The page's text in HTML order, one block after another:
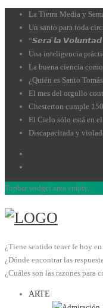
La Tierra Media y
Un santo para toda
“𝙎𝙚𝙧𝙖́ 𝙡𝙖
Una inteligencia
La buena ciencia
¿Quién es Santo
El mes del orgullo
Chesterton cumple
El Cielo sólo está en
Discapacitada y
Topbar widget area empty.
¿Tiene sentido tener fe hoy en
¿Dónde encontrar las
¿Cuáles son las razones para
ARTE